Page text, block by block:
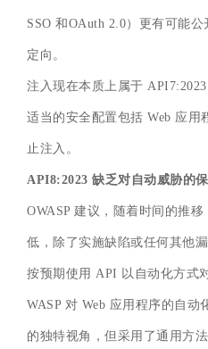
SSO 和OAuth 2.0）更有可能
定向。
注入现在本质上属于
适当的安全配置包括 Web 应用
止注入。
API8:2023 缺乏对自动威胁的
OWASP 建议，随着时间的推
低，除了实施缺陷或任何其他
按预期使用 API 以自动化方式
WASP 对 Web 应用程序的自
的独特视角，但采用了通用方法